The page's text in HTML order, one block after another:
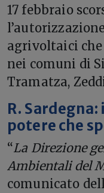
17 febbraio
agrivoltaici
nei comuni di
Tramatza,
R. Sardegna:
potere che
“La Direzione
Ambientali del
comunicato